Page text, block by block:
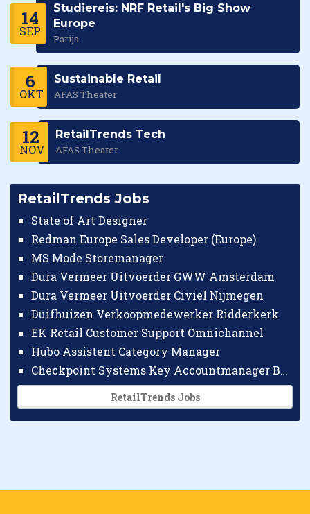
14
SEP
Studiereis: NRF Retail's Big Show
Europe
Parijs
6
OKT
Sustainable Retail
AFAS Theater
12
NOV
RetailTrends Tech
AFAS Theater
RetailTrends Jobs
State of Art Designer
Redman Europe Sales Developer (Europe)
MS Mode Storemanager
Dura Vermeer Uitvoerder GWW Amsterdam
Dura Vermeer Uitvoerder Civiel Nijmegen
Duifhuizen Verkoopmedewerker Ridderkerk
EK Retail Customer Support Omnichannel
Hubo Assistent Category Manager
Checkpoint Systems Key Accountmanager Benelux
RetailTrends Jobs